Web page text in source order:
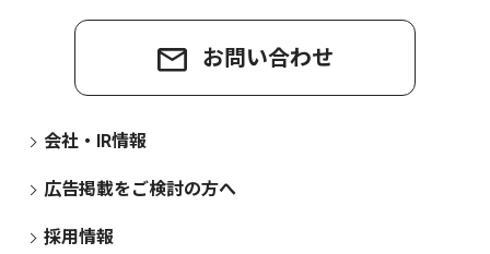
お問い合わせ
会社・IR情報
広告掲載をご検討の方へ
採用情報